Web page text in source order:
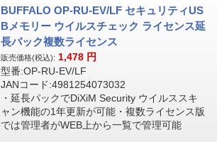
BUFFALO OP-RU-EV/LF セキュリティUS
Bメモリー ウイルスチェック ライセンス延
長パック複数ライセンス
販売価格(税込): 1,478 円
型番:OP-RU-EV/LF
JANコード:4981254073032
・延長パックでDiXiM Security ウイルススキ
ャン機能の1年更新が可能・複数ライセンス版
では管理者がWEB上から一覧で管理可能